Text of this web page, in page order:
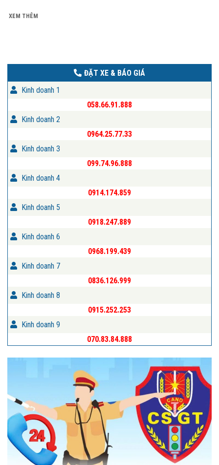
XEM THÊM
ĐẶT XE & BÁO GIÁ
Kinh doanh 1
058.66.91.888
Kinh doanh 2
0964.25.77.33
Kinh doanh 3
099.74.96.888
Kinh doanh 4
0914.174.859
Kinh doanh 5
0918.247.889
Kinh doanh 6
0968.199.439
Kinh doanh 7
0836.126.999
Kinh doanh 8
0915.252.253
Kinh doanh 9
070.83.84.888